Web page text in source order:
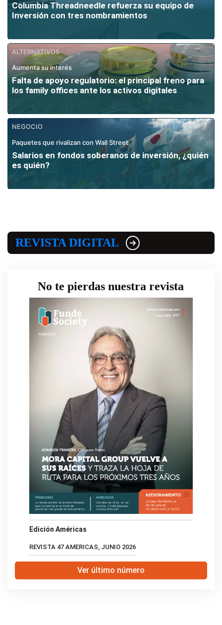
Columbia Threadneedle refuerza su equipo de
Inversión con tres nombramientos
ALTERNATIVOS
Aumenta su interés
Falta de apoyo regulatorio: el principal freno para
los family offices ante los activos digitales
NEGOCIO
Paquetes que rivalizan con Wall Street
Salarios en fondos soberanos de inversión, ¿quién
es quién?
REVISTA DIGITAL
No te pierdas nuestra revista
Edición Américas
REVISTA 47 AMERICAS, JUNIO 2026
Ver último número